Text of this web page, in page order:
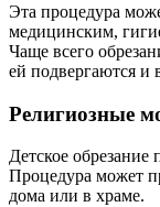
Эта процедура
медицинским,
Чаще всего
ей подвергаются
Религиозные
Детское обрезание
Процедура может
дома или в храме.